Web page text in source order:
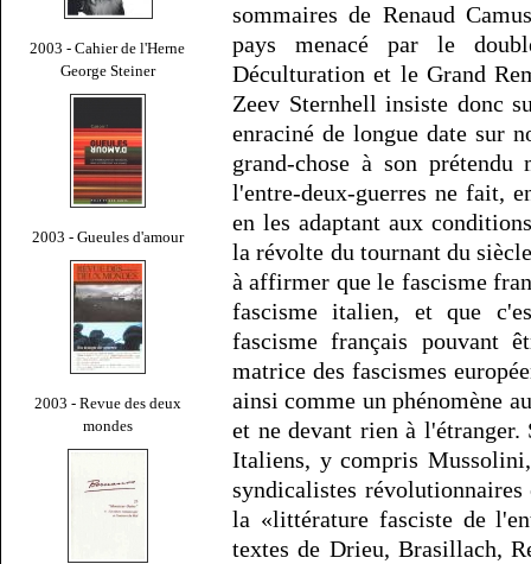
2003 - Cahier de l'Herne
George Steiner
2003 - Gueules d'amour
2003 - Revue des deux
mondes
sommaires de Renaud
pays menacé par le
Déculturation et le Grand
Zeev Sternhell insiste donc
enraciné de longue date sur
grand-chose à son
l'entre-deux-guerres ne fait,
en les adaptant aux
la révolte du tournant du
à affirmer que le fascisme
fascisme italien, et que
fascisme français pouvant
matrice des fascismes
ainsi comme un phénomène
et ne devant rien à
Italiens, y compris
syndicalistes
la «littérature fasciste de
textes de Drieu, Brasillach,